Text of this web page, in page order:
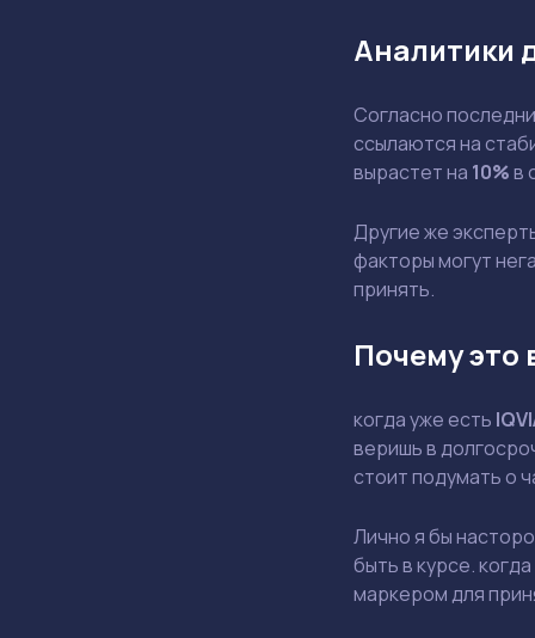
Аналитики
Согласно
ссылаются на
вырастет на 10%в
Другие же
факторы могут
принять.
Почему это
когда уже есть
веришь в
стоит подумать о
Лично я бы
быть в курсе.
маркером для